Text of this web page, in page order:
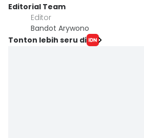
Editorial Team
Editor
Bandot Arywono
Tonton lebih seru di